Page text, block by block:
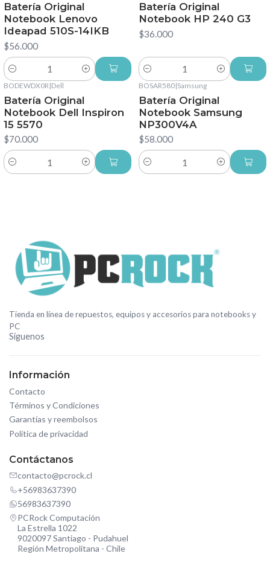
Batería Original
Notebook Lenovo
Ideapad 510S-14IKB
$56.000
Cantidad
Batería Original
Notebook HP 240 G3
$36.000
Cantidad
BODEWDX0R |Dell
Batería Original
Notebook Dell Inspiron
15 5570
$70.000
Cantidad
BOSAR580|Samsung
Batería Original
Notebook Samsung
NP300V4A
$58.000
Cantidad
Tienda en línea de repuestos, equipos y accesorios para notebooks y
PC
Síguenos
Información
Contacto
Términos y Condiciones
Garantías y reembolsos
Política de privacidad
Contáctanos
contacto@pcrock.cl
+56983637390
56983637390
PCRock Computación
La Estrella 1022
9020097 Santiago - Pudahuel
Región Metropolitana - Chile